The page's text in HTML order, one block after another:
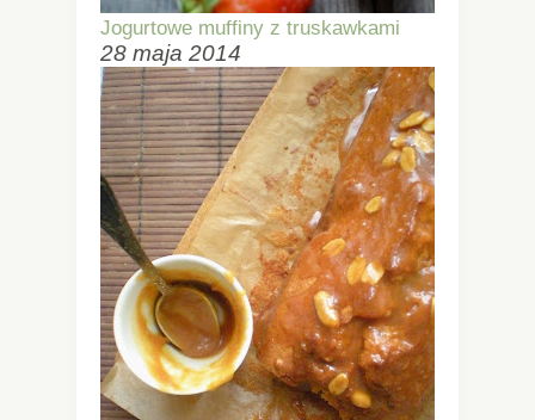
Jogurtowe muffiny z truskawkami
28 maja 2014